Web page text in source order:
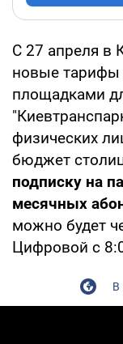
С 27 апреля в
новые тарифы
площадками
физических
бюджет
подписку на
месячных
можно будет
Цифровой с